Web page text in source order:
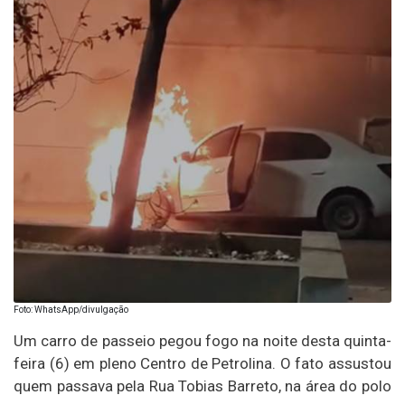
Foto: WhatsApp/divulgação
Um carro de passeio pegou fogo na noite desta quinta-
feira (6) em pleno Centro de Petrolina. O fato assustou
quem passava pela Rua Tobias Barreto, na área do polo